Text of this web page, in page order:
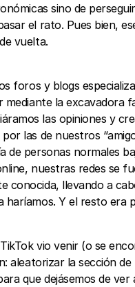
sino de
el rato. Pues bien,
vuelta.
foros y blogs
mediante la excavadora
las opiniones y
las de nuestros
de personas normales
nuestras redes se
conocida, llevando a
haríamos. Y el resto era
vio venir (o se
aleatorizar la sección de
que dejásemos de